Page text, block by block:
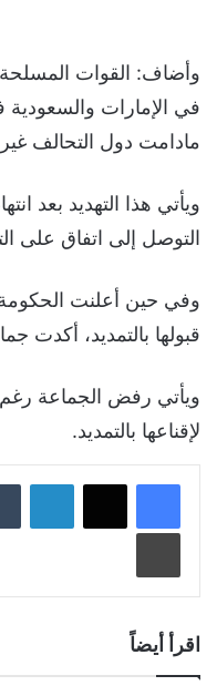
وأضاف: القوات المسلحة
في الإمارات والسعودية
مادامت دول التحالف غير
ويأتي هذا التهديد بعد
التوصل إلى اتفاق على
وفي حين أعلنت الحكومة
قبولها بالتمديد، أكدت
ويأتي رفض الجماعة رغم
لإقناعها بالتمديد.
لينكدإن
اقرأ أيضاً